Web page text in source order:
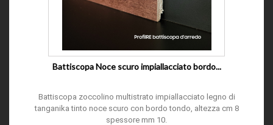
Battiscopa Noce scuro impiallacciato bordo...
Battiscopa zoccolino multistrato impiallacciato legno di
tanganika tinto noce scuro con bordo tondo, altezza cm 8
spessore mm 10.